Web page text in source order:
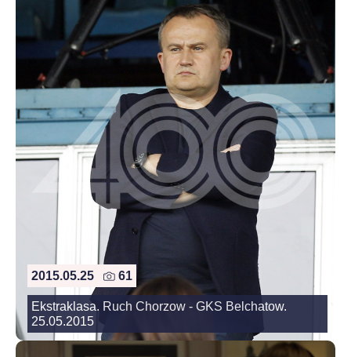
2015.05.25 61
Ekstraklasa. Ruch Chorzow - GKS Belchatow.
25.05.2015